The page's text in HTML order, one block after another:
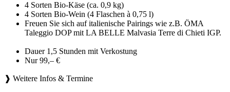
4 Sorten Bio-Käse (ca. 0,9 kg)
4 Sorten Bio-Wein (4 Flaschen à 0,75 l)
Freuen Sie sich auf italienische Pairings wie z.B. ÖMA
Taleggio DOP mit LA BELLE Malvasia Terre di Chieti IGP.
Dauer 1,5 Stunden mit Verkostung
Nur 99,– €
❱ Weitere Infos & Termine